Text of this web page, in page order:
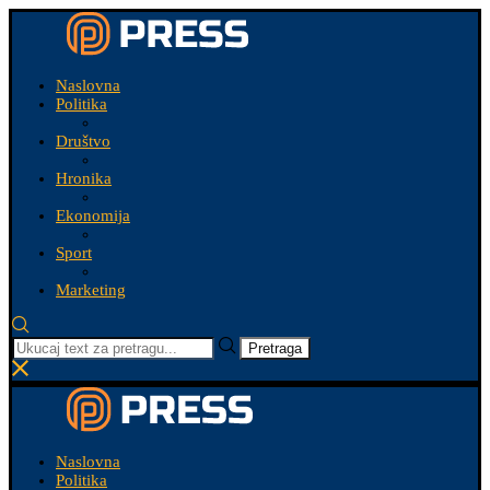
Naslovna
Politika
Društvo
Hronika
Ekonomija
Sport
Marketing
Pretraga
Naslovna
Politika